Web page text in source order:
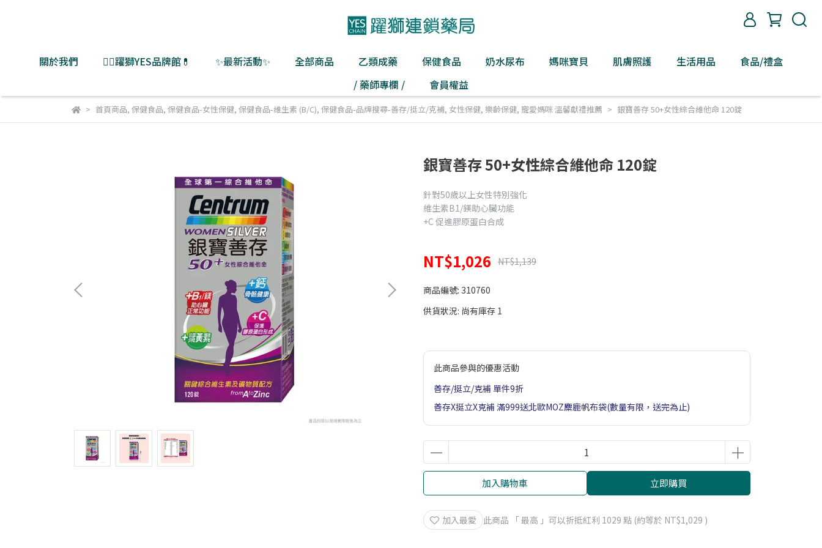
關於我們 👨‍⚕️躍獅YES品牌館💊 ✨最新活動✨ 全部商品 乙類成藥 保健食品 奶水尿布 媽咪寶貝 肌膚照護 生活用品
食品/禮盒
/ 藥師專欄 /
會員權益
首頁商品, 保健食品, 保健食品-女性保健, 保健食品-維生素 (B/C), 保健食品-品牌搜尋-善存/挺立/克補, 女性保健, 樂齡保健, 寵愛媽咪 溫馨獻禮推薦 銀寶善存 50+女性綜合維他命 120錠
銀寶善存 50+女性綜合維他命 120錠
針對50歲以上女性特別強化
維生素B1/鎂助心臟功能
+C 促進膠原蛋白合成
NT$1,026 NT$1,139
商品編號: 310760
供貨狀況: 尚有庫存 1
此商品參與的優惠活動
善存/挺立/克補 單件9折
善存X挺立X克補 滿999送北歐MOZ麋鹿帆布袋(數量有限，送完為止)
加入購物車 立即購買
加入最愛 此商品 「 最高 」可以折抵紅利 1029 點 (約等於 NT$1,029 )